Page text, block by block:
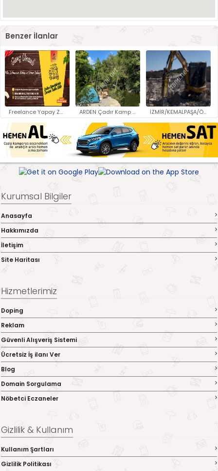
Benzer İlanlar
Freelance Yapay Zeka Tasarımcı.. ARDEN Çadır Kamp ve Bungalov.. İZMİR/KEMALPAŞA/ÖREN/ARMUTLU/T..
Kurumsal Bilgiler
Anasayfa
Hakkımızda
İletişim
Site Haritası
Hizmetlerimiz
Doping
Reklam
Güvenli Alışveriş Sistemi
Ücretsiz İş ilanı Ver
Blog
Domain Sorgulama
Nöbetci Eczaneler
Gizlilik & Kullanım
Kullanım Şartları
Gizlilik Politikası